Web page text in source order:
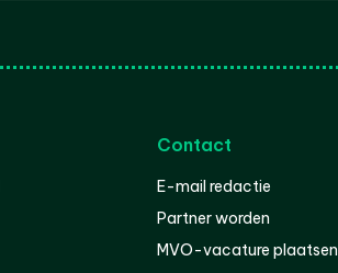
Contact
E-mail redactie
Partner worden
MVO-vacature plaatsen